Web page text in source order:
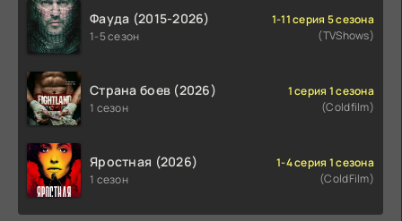
Фауда (2015-2026)
1-5 сезон
1-11 серия 5 сезона
(TVShows)
Страна боев (2026)
1 сезон
1 серия 1 сезона
(Coldfilm)
Яростная (2026)
1 сезон
1-4 серия 1 сезона
(ColdFilm)